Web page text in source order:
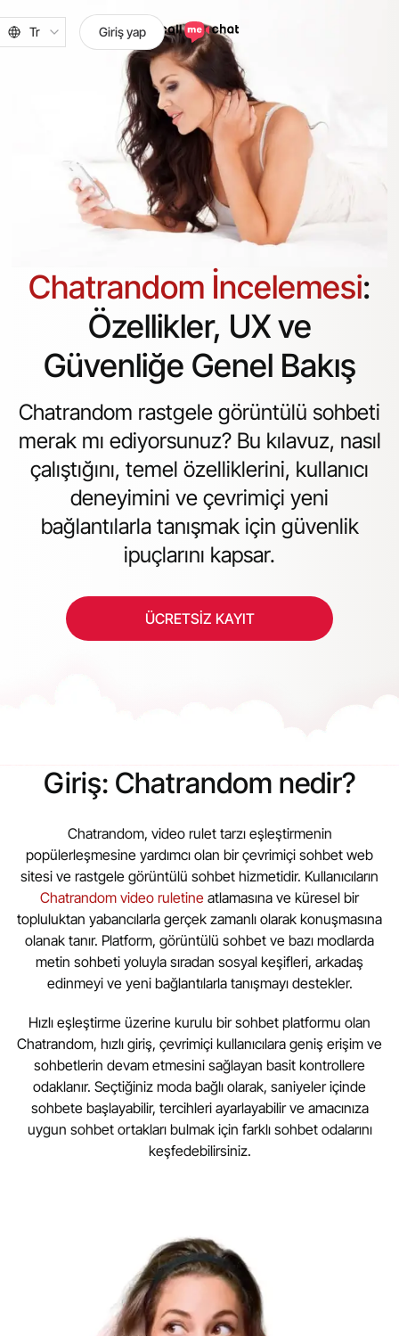
Chatrandom İncelemesi:
Özellikler, UX ve
Güvenliğe Genel Bakış
Chatrandom rastgele görüntülü sohbeti
merak mı ediyorsunuz? Bu kılavuz, nasıl
çalıştığını, temel özelliklerini, kullanıcı
deneyimini ve çevrimiçi yeni
bağlantılarla tanışmak için güvenlik
ipuçlarını kapsar.
ÜCRETSIZ KAYIT
Tr Giriş yap
Giriş: Chatrandom nedir?
Chatrandom, video rulet tarzı eşleştirmenin
popülerleşmesine yardımcı olan bir çevrimiçi sohbet web
sitesi ve rastgele görüntülü sohbet hizmetidir. Kullanıcıların
Chatrandom video ruletine atlamasına ve küresel bir
topluluktan yabancılarla gerçek zamanlı olarak konuşmasına
olanak tanır. Platform, görüntülü sohbet ve bazı modlarda
metin sohbeti yoluyla sıradan sosyal keşifleri, arkadaş
edinmeyi ve yeni bağlantılarla tanışmayı destekler.
Hızlı eşleştirme üzerine kurulu bir sohbet platformu olan
Chatrandom, hızlı giriş, çevrimiçi kullanıcılara geniş erişim ve
sohbetlerin devam etmesini sağlayan basit kontrollere
odaklanır. Seçtiğiniz moda bağlı olarak, saniyeler içinde
sohbete başlayabilir, tercihleri ayarlayabilir ve amacınıza
uygun sohbet ortakları bulmak için farklı sohbet odalarını
keşfedebilirsiniz.